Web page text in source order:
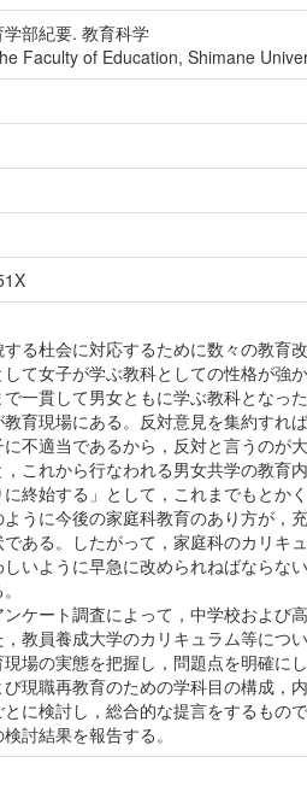
部紀要. 教育科学
Faculty of Education, Shimane
る杜会に対応するために数々の教育
て女子が学ぶ教科としての性格が強
一貫して男女ともに学ぶ教科となっ
育現場にある。反対意見を集約すれ
に不適当であるから，反対と言うのが
これから行なわれる男女共学の教育
に終始する」として，これまでもとか
ように今後の家庭科教育のあり方が，
ある。したがって，家庭科のカリキ
いように早急に改められねばならな
ケート調査によって，中学校および
教員養成大学のカリキュラム等につ
場の実態を把握し，問題点を明確に
び現職再教育のための学科目の構成，
に検討し，総合的な提言をするもの
討結果を報告する。